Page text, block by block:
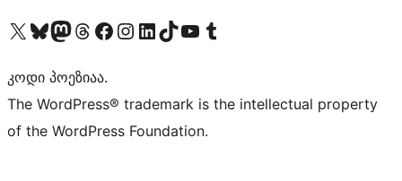
Visit our X (formerly Twitter) account
Visit our Bluesky account
Visit our Mastodon account
Visit our Threads account
Visit our Facebook page
Visit our Instagram account
Visit our LinkedIn account
Visit our TikTok account
Visit our YouTube channel
Visit our Tumblr account
კოდი პოეზიაა.
The WordPress® trademark is the intellectual property
of the WordPress Foundation.